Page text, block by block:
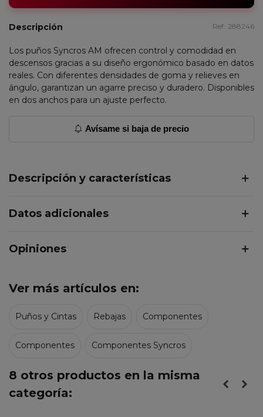
Descripción Ref: 288246
Los puños Syncros AM ofrecen control y comodidad en
descensos gracias a su diseño ergonómico basado en datos
reales. Con diferentes densidades de goma y relieves en
ángulo, garantizan un agarre preciso y duradero. Disponibles
en dos anchos para un ajuste perfecto.
Avísame si baja de precio
Descripción y características
Datos adicionales
Opiniones
Ver más artículos en:
Puños y Cintas Rebajas Componentes
Componentes Componentes Syncros
8 otros productos en la misma
categoría: